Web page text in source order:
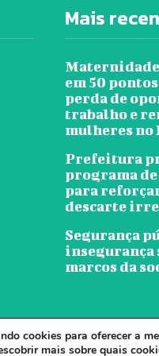
Mais
em 50
perda de
trabalho e
mulheres no
Prefeitura
programa
para
descarte
Segurança
insegurança
marcos da
© Jornal
cookies para oferecer a
mais sobre quais